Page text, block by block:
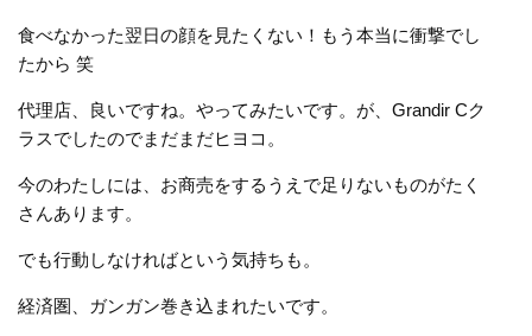
食べなかった翌日の顔を見たくない！もう本当に衝撃でし
たから 笑
代理店、良いですね。やってみたいです。が、Grandir Cク
ラスでしたのでまだまだヒヨコ。
今のわたしには、お商売をするうえで足りないものがたく
さんあります。
でも行動しなければという気持ちも。
経済圏、ガンガン巻き込まれたいです。